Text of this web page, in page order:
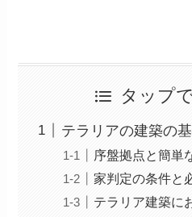
タップ
テラリアの建築の
序盤拠点と簡単
家判定の条件と
テラリア建築に